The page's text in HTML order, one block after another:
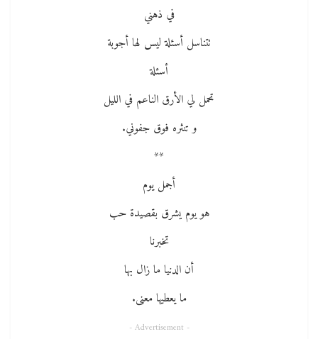
في ذهني
تتناسل أسئلة ليس لها أجوبة
أسئلة
تحمل لي الأرق الناعم في الليل
و تنثره فوق جفوني.
**
أجمل يوم
هو يوم يشرق بقصيدة حب
تخبرنا
أن الدنيا ما زال بها
ما يعطيها معنى.
- Advertisement -